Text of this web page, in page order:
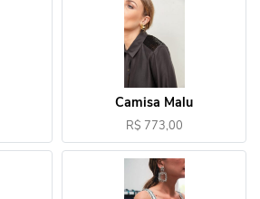
Camisa Malu
R$ 773,00